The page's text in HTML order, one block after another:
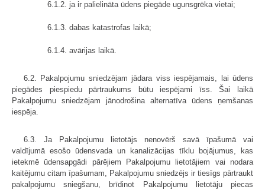
6.1.2. ja ir palielināta ūdens piegāde ugunsgrēka vietai;
6.1.3. dabas katastrofas laikā;
6.1.4. avārijas laikā.
6.2. Pakalpojumu sniedzējam jādara viss iespējamais, lai ūdens
piegādes piespiedu pārtraukums būtu iespējami īss. Šai laikā
Pakalpojumu sniedzējam jānodrošina alternatīva ūdens ņemšanas
iespēja.
6.3. Ja Pakalpojumu lietotājs nenovērš savā īpašumā vai
valdījumā esošo ūdensvada un kanalizācijas tīklu bojājumus, kas
ietekmē ūdensapgādi pārējiem Pakalpojumu lietotājiem vai nodara
kaitējumu citam īpašumam, Pakalpojumu sniedzējs ir tiesīgs pārtraukt
pakalpojumu sniegšanu, brīdinot Pakalpojumu lietotāju piecas